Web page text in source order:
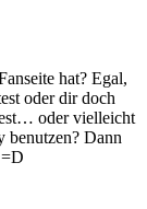
hat? Egal,
oder dir doch
oder vielleicht
benutzen? Dann
=D